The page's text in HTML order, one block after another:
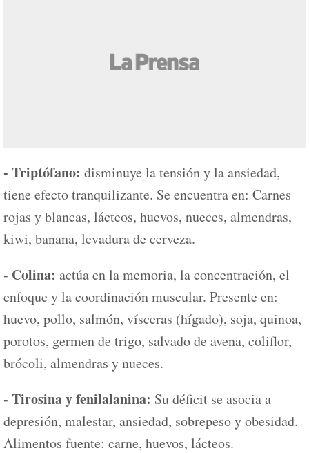
- Triptófano: disminuye la tensión y la ansiedad,
tiene efecto tranquilizante. Se encuentra en: Carnes
rojas y blancas, lácteos, huevos, nueces, almendras,
kiwi, banana, levadura de cerveza.
- Colina: actúa en la memoria, la concentración, el
enfoque y la coordinación muscular. Presente en:
huevo, pollo, salmón, vísceras (hígado), soja, quinoa,
porotos, germen de trigo, salvado de avena, coliflor,
brócoli, almendras y nueces.
- Tirosina y fenilalanina: Su déficit se asocia a
depresión, malestar, ansiedad, sobrepeso y obesidad.
Alimentos fuente: carne, huevos, lácteos.